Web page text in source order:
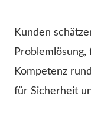
Kunden
Kompetenz
für Sicherheit